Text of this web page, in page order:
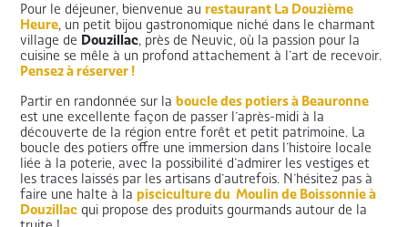
Pour le déjeuner, bienvenue au restaurant La Douzième
Heure, un petit bijou gastronomique niché dans le charmant
village de Douzillac, près de Neuvic, où la passion pour la
cuisine se mêle à un profond attachement à l’art de recevoir.
Pensez à réserver !
Partir en randonnée sur la boucle des potiers à Beauronne
est une excellente façon de passer l’après-midi à la
découverte de la région entre forêt et petit patrimoine. La
boucle des potiers offre une immersion dans l’histoire locale
liée à la poterie, avec la possibilité d’admirer les vestiges et
les traces laissés par les artisans d’autrefois. N’hésitez pas à
faire une halte à la pisciculture du Moulin de Boissonnie à
Douzillac qui propose des produits gourmands autour de la